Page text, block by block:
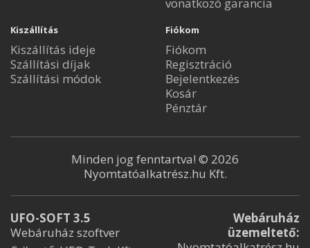
Kiszállítás
Kiszállítás ideje
Szállítási díjak
Szállítási módok
Fiókom
Fiókom
Regisztráció
Bejelentkezés
Kosár
Pénztár
Minden jog fenntartva! © 2026
Nyomtatóalkatrész.hu Kft.
UFO-SOFT 3.5
Webáruház szoftver
Webáruház
üzemeltető: